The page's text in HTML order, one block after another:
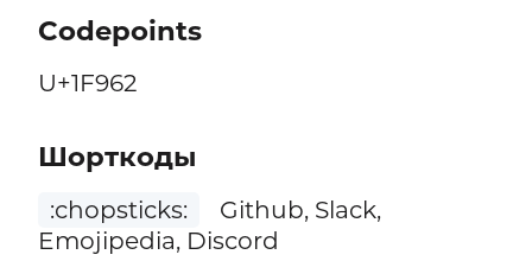
Codepoints
U+1F962
Шорткоды
:chopsticks:
Github, Slack,
Emojipedia, Discord